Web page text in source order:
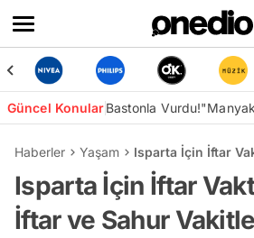
Güncel KonularBastonla Vurdu!"Manyak
Haberler Yaşam Isparta İçin İftar
Isparta İçin İftar
İftar ve Sahur